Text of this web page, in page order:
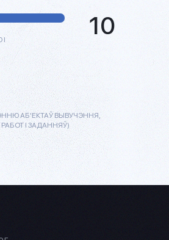
10
АБ'ЕКТАЎ ВЫВУЧЭННЯ,
І ЗАДАННЯЎ)